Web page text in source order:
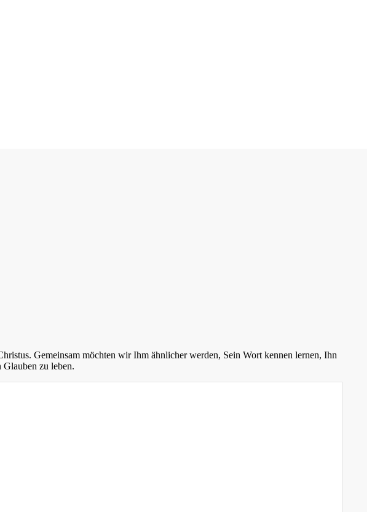
Gemeinsam möchten wir Ihm ähnlicher werden, Sein Wort kennen lernen, Ihn
zu leben.